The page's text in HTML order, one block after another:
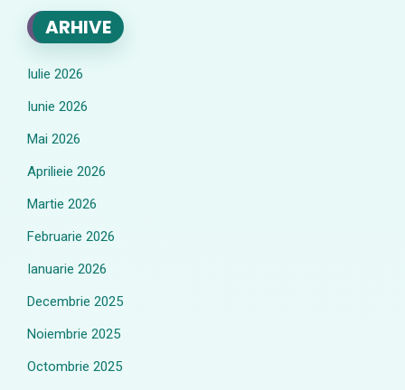
ARHIVE
Iulie 2026
Iunie 2026
Mai 2026
Aprilieie 2026
Martie 2026
Februarie 2026
Ianuarie 2026
Decembrie 2025
Noiembrie 2025
Octombrie 2025